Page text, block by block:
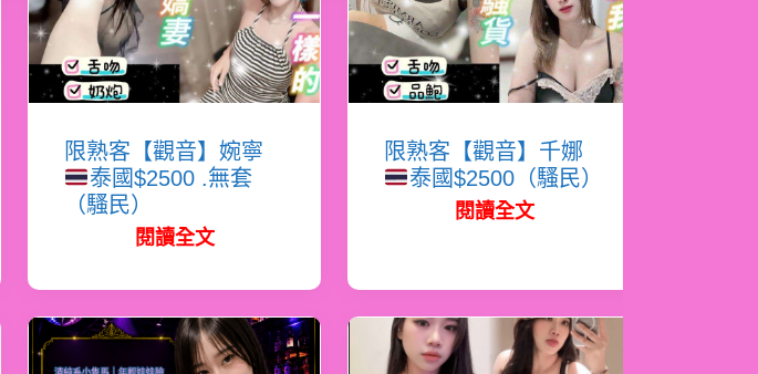
限熟客【觀音】婉寧
泰國$2500 .無套
（騷民）
閱讀全文
限熟客【觀音】千娜
泰國$2500（騷民）
閱讀全文